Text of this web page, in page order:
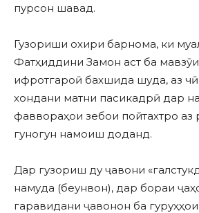
пурсон шавад.
Гузориши охири барнома, ки
Фатҳиддини Замон аст ба
ифротгароӣ бахшида шуда, аз
хондани матни пасикадрӣ дар
фаввораҳои зебои пойтахтро аз
гуногун намоиш доданд.
Дар гузориш ду ҷавони
намуда (беунвон), дар бораи
гаравидани ҷавонон ба